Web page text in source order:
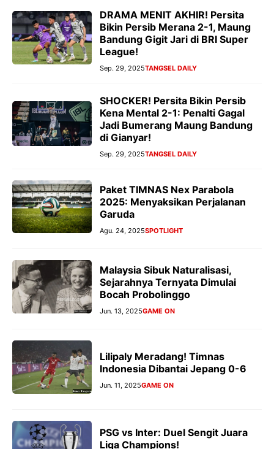
DRAMA MENIT AKHIR! Persita
Bikin Persib Merana 2-1, Maung
Bandung Gigit Jari di BRI Super
League!
Sep. 29, 2025TANGSEL DAILY
SHOCKER! Persita Bikin Persib
Kena Mental 2-1: Penalti Gagal
Jadi Bumerang Maung Bandung
di Gianyar!
Sep. 29, 2025TANGSEL DAILY
Paket TIMNAS Nex Parabola
2025: Menyaksikan Perjalanan
Garuda
Agu. 24, 2025SPOTLIGHT
Malaysia Sibuk Naturalisasi,
Sejarahnya Ternyata Dimulai
Bocah Probolinggo
Jun. 13, 2025GAME ON
Lilipaly Meradang! Timnas
Indonesia Dibantai Jepang 0-6
Jun. 11, 2025GAME ON
PSG vs Inter: Duel Sengit Juara
Liga Champions!